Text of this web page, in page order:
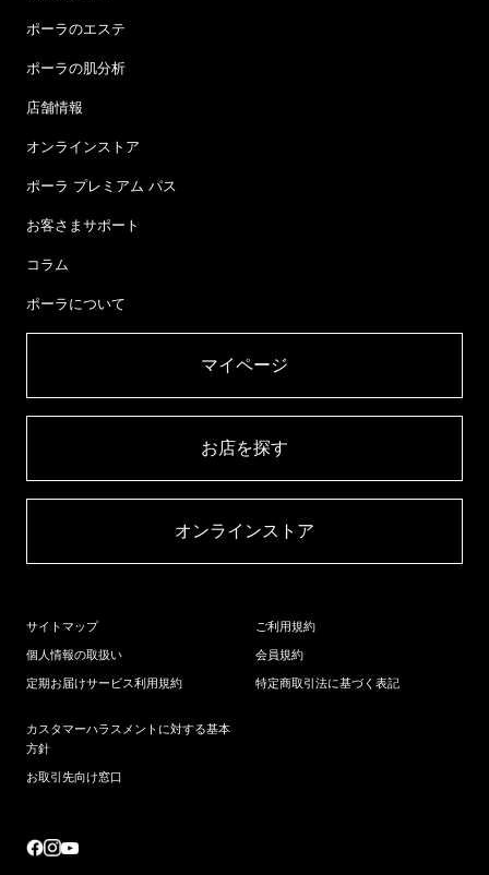
ポーラのエステ
ポーラの肌分析
店舗情報
オンラインストア
ポーラ プレミアム パス
お客さまサポート
コラム
ポーラについて
マイページ​
お店を探す​
オンラインストア​
サイトマップ
個人情報の取扱い
定期お届けサービス利用規約
ご利用規約
会員規約
特定商取引法に基づく表記
カスタマーハラスメントに対する基本
方針
お取引先向け窓口